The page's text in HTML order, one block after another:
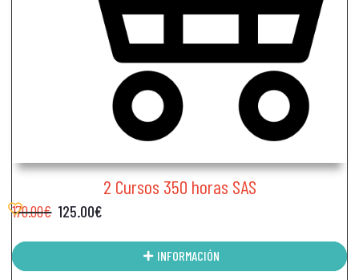
2 Cursos 350 horas SAS
170.00€ 125.00€
INFORMACIÓN